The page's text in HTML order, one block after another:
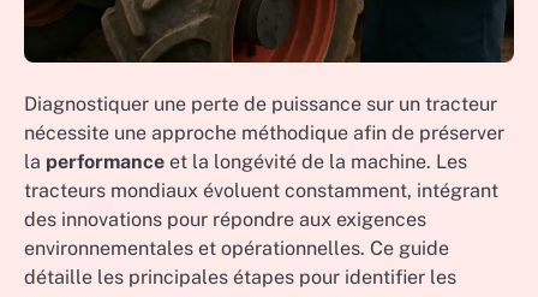
Diagnostiquer une perte de puissance sur un tracteur
nécessite une approche méthodique afin de préserver
la performance et la longévité de la machine. Les
tracteurs mondiaux évoluent constamment, intégrant
des innovations pour répondre aux exigences
environnementales et opérationnelles. Ce guide
détaille les principales étapes pour identifier les